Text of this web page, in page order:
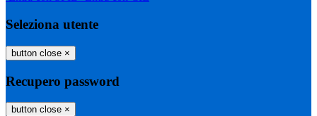
Seleziona utente
button close ×
Recupero password
button close ×